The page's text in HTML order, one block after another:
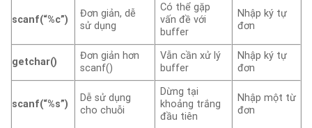
scanf(“%c”)
Đơn giản, dễ
sử dụng
Có thể gặp
vấn đề với
buffer
Nhập ký tự
đơn
getchar()
Đơn giản hơn
scanf()
Vẫn cần xử lý
buffer
Nhập ký tự
đơn
scanf(“%s”)
Dễ sử dụng
cho chuỗi
Dừng tại
khoảng trắng
đầu tiên
Nhập một từ
đơn